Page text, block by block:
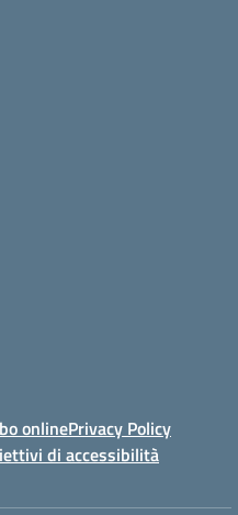
onlinePrivacy Policy
di accessibilità